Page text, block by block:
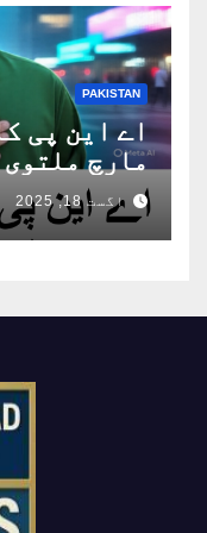
PAKISTAN
اے این پی
مارچ ملتوی
اگست 18, 2025